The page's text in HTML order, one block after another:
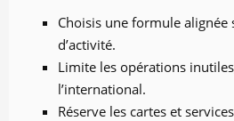
Choisis une formule
d’activité.
Limite les opérations
l’international.
Réserve les cartes et